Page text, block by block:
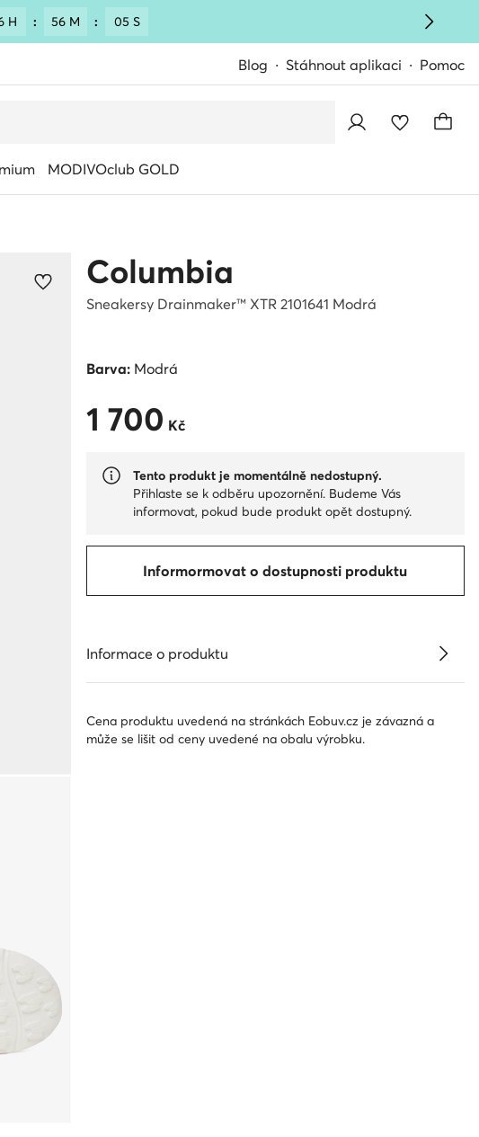
H : 56 M : 04 S
Blog Stáhnout aplikaci Pomoc
MODIVOclub GOLD
Columbia
Sneakersy Drainmaker™ XTR 2101641 Modrá
Barva:Modrá
1 700 Kč
1 700 Kč
Tento produkt je momentálně nedostupný.
Přihlaste se k odběru upozornění. Budeme Vás
informovat, pokud bude produkt opět dostupný.
Informormovat o dostupnosti produktu
Informace o produktu
Cena produktu uvedená na stránkách Eobuv.cz je závazná a
může se lišit od ceny uvedené na obalu výrobku.